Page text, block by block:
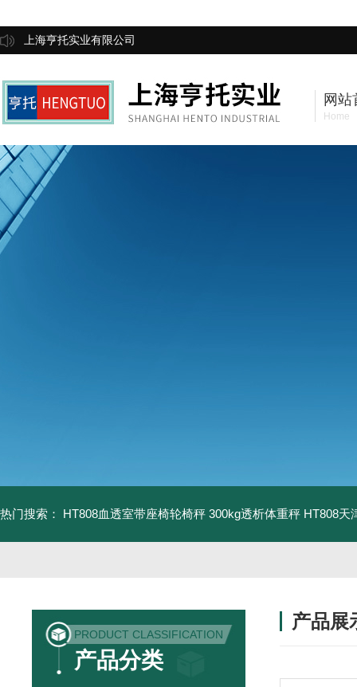
上海亨托实业有限公司
网站
Home
热门搜索： HT808血透室带座椅轮椅秤 300kg透析体重秤 HT808天
PRODUCT CLASSIFICATION
产品分类
产品展